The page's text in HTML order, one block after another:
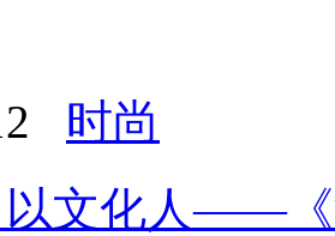
时尚
以文化人——